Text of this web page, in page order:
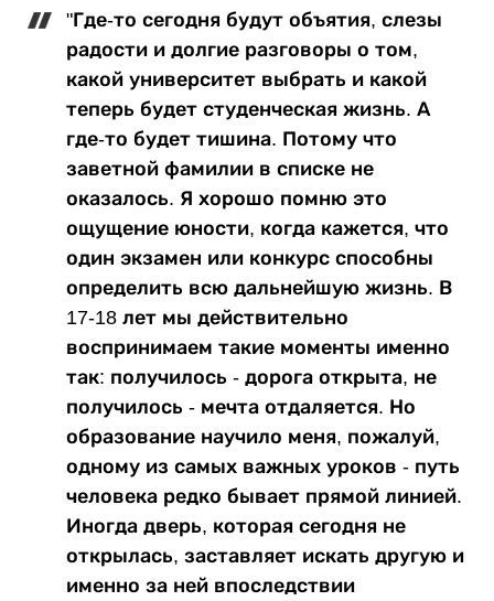
"Где-то сегодня будут объятия, слезы
радости и долгие разговоры о том,
какой университет выбрать и какой
теперь будет студенческая жизнь. А
где-то будет тишина. Потому что
заветной фамилии в списке не
оказалось. Я хорошо помню это
ощущение юности, когда кажется, что
один экзамен или конкурс способны
определить всю дальнейшую жизнь. В
17-18 лет мы действительно
воспринимаем такие моменты именно
так: получилось - дорога открыта, не
получилось - мечта отдаляется. Но
образование научило меня, пожалуй,
одному из самых важных уроков - путь
человека редко бывает прямой линией.
Иногда дверь, которая сегодня не
открылась, заставляет искать другую и
именно за ней впоследствии